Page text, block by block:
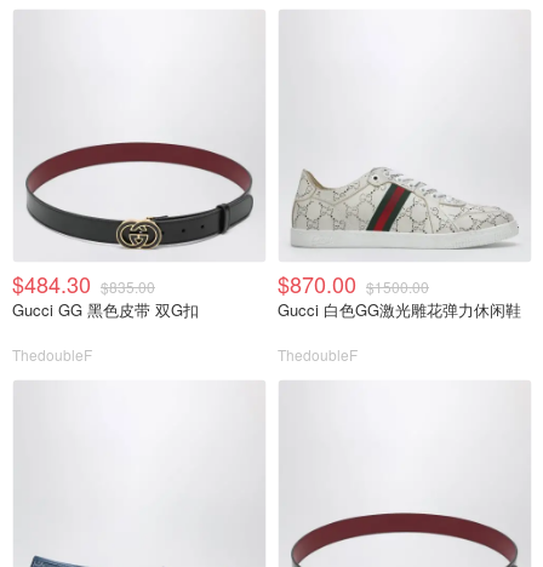
$484.30 $835.00
Gucci GG 黑色皮带 双G扣
ThedoubleF
$870.00 $1500.00
Gucci 白色GG激光雕花弹力休闲鞋
ThedoubleF